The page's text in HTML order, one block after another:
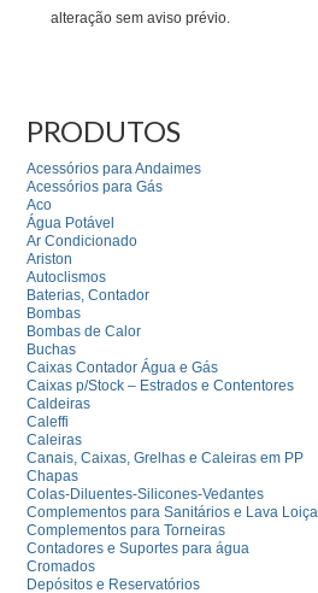
alteração sem aviso prévio.
PRODUTOS
Acessórios para Andaimes
Acessórios para Gás
Aco
Água Potável
Ar Condicionado
Ariston
Autoclismos
Baterias, Contador
Bombas
Bombas de Calor
Buchas
Caixas Contador Água e Gás
Caixas p/Stock – Estrados e Contentores
Caldeiras
Caleffi
Caleiras
Canais, Caixas, Grelhas e Caleiras em PP
Chapas
Colas-Diluentes-Silicones-Vedantes
Complementos para Sanitários e Lava Loiça
Complementos para Torneiras
Contadores e Suportes para água
Cromados
Depósitos e Reservatórios